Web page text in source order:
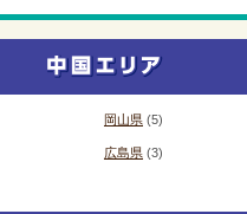
岡山県(5)
広島県(3)